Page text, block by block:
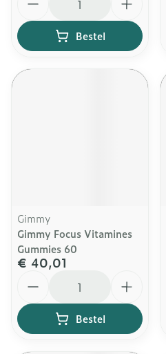
Bestel
Gimmy
Gimmy Focus Vitamines
Gummies 60
€ 40,01
Bestel